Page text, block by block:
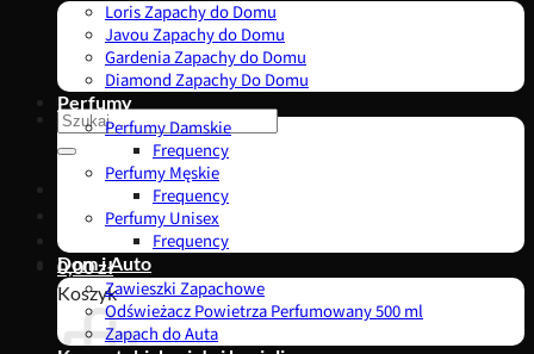
Szukaj:
0,00zł
Koszyk
Loris Zapachy do Domu
Javou Zapachy do Domu
Gardenia Zapachy do Domu
Diamond Zapachy Do Domu
Perfumy
Perfumy Damskie
Frequency
Perfumy Męskie
Frequency
Perfumy Unisex
Frequency
Dom i Auto
Zawieszki Zapachowe
Odświeżacz Powietrza Perfumowany 500 ml
Zapach do Auta